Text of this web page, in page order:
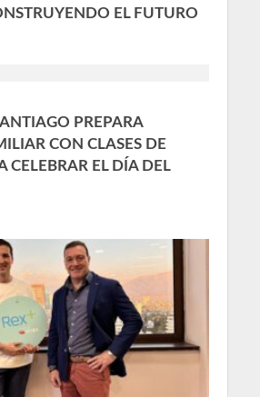
EL FUTURO
PREPARA
CON CLASES DE
CELEBRAR EL DÍA DEL